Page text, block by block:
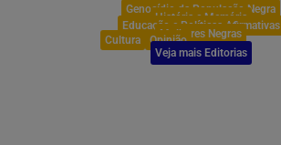
Genocídio da População Negra
História e Memória
Educação e Políticas Afirmativas
Mulheres Negras
Cultura
Opinião
Veja mais Editorias